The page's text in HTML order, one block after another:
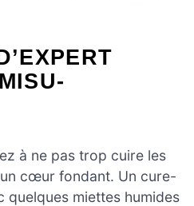
à ne pas trop cuire les
cœur fondant. Un cure-
miettes humides